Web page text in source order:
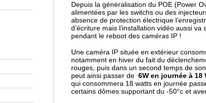
Depuis la généralisation du POE (Power
alimentées par les switchs ou des
absence de protection électrique
d’écriture mais l’installation vidéo aussi
pendant le reboot des caméras IP !
Une caméra IP située en extérieur
notamment en hiver du fait du
rouges, puis dans un second temps de
peut ainsi passer de 6W en journée à 18
qui consommera 18 watts en journée
certains dômes supportant du -50°c et